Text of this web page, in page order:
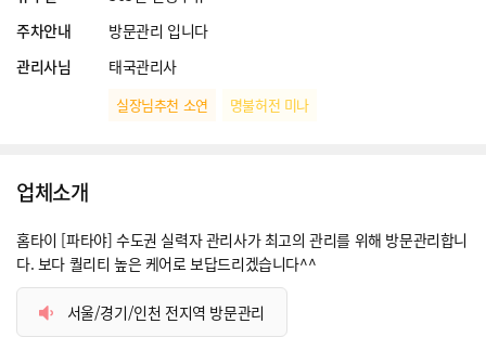
주차안내
방문관리 입니다
관리사님
태국관리사
실장님추천 소연 명불허전 미나
업체소개
홈타이 [파타야] 수도권 실력자 관리사가 최고의 관리를 위해 방문관리합니
다. 보다 퀄리티 높은 케어로 보답드리겠습니다^^
서울/경기/인천 전지역 방문관리